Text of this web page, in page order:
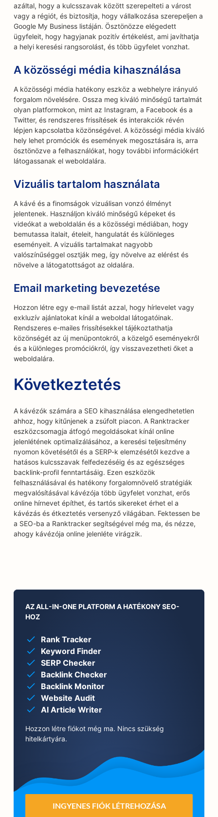
azáltal, hogy a kulcsszavak között szerepelteti a várost
vagy a régiót, és biztosítja, hogy vállalkozása szerepeljen a
Google My Business listáján. Ösztönözze elégedett
ügyfeleit, hogy hagyjanak pozitív értékelést, ami javíthatja
a helyi keresési rangsorolást, és több ügyfelet vonzhat.
A közösségi média kihasználása
A közösségi média hatékony eszköz a webhelyre irányuló
forgalom növelésére. Ossza meg kiváló minőségű tartalmát
olyan platformokon, mint az Instagram, a Facebook és a
Twitter, és rendszeres frissítések és interakciók révén
lépjen kapcsolatba közönségével. A közösségi média kiváló
hely lehet promóciók és események megosztására is, arra
ösztönözve a felhasználókat, hogy további információkért
látogassanak el weboldalára.
Vizuális tartalom használata
A kávé és a finomságok vizuálisan vonzó élményt
jelentenek. Használjon kiváló minőségű képeket és
videókat a weboldalán és a közösségi médiában, hogy
bemutassa italait, ételeit, hangulatát és különleges
eseményeit. A vizuális tartalmakat nagyobb
valószínűséggel osztják meg, így növelve az elérést és
növelve a látogatottságot az oldalára.
Email marketing bevezetése
Hozzon létre egy e-mail listát azzal, hogy hírlevelet vagy
exkluzív ajánlatokat kínál a weboldal látogatóinak.
Rendszeres e-mailes frissítésekkel tájékoztathatja
közönségét az új menüpontokról, a közelgő eseményekről
és a különleges promóciókról, így visszavezetheti őket a
weboldalára.
Következtetés
A kávézók számára a SEO kihasználása elengedhetetlen
ahhoz, hogy kitűnjenek a zsúfolt piacon. A Ranktracker
eszközcsomagja átfogó megoldásokat kínál online
jelenlétének optimalizálásához, a keresési teljesítmény
nyomon követésétől és a SERP-k elemzésétől kezdve a
hatásos kulcsszavak felfedezéséig és az egészséges
backlink-profil fenntartásáig. Ezen eszközök
felhasználásával és hatékony forgalomnövelő stratégiák
megvalósításával kávézója több ügyfelet vonzhat, erős
online hírnevet építhet, és tartós sikereket érhet el a
kávézás és étkeztetés versenyző világában. Fektessen be
a SEO-ba a Ranktracker segítségével még ma, és nézze,
ahogy kávézója online jelenléte virágzik.
AZ ALL-IN-ONE PLATFORM A HATÉKONY SEO-
HOZ
Rank Tracker
Keyword Finder
SERP Checker
Backlink Checker
Backlink Monitor
Website Audit
AI Article Writer
Hozzon létre fiókot még ma. Nincs szükség
hitelkártyára.
INGYENES FIÓK LÉTREHOZÁSA